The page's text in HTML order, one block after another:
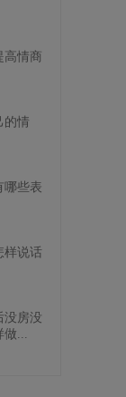
高情商
的情
哪些表
样说话
没房没
...